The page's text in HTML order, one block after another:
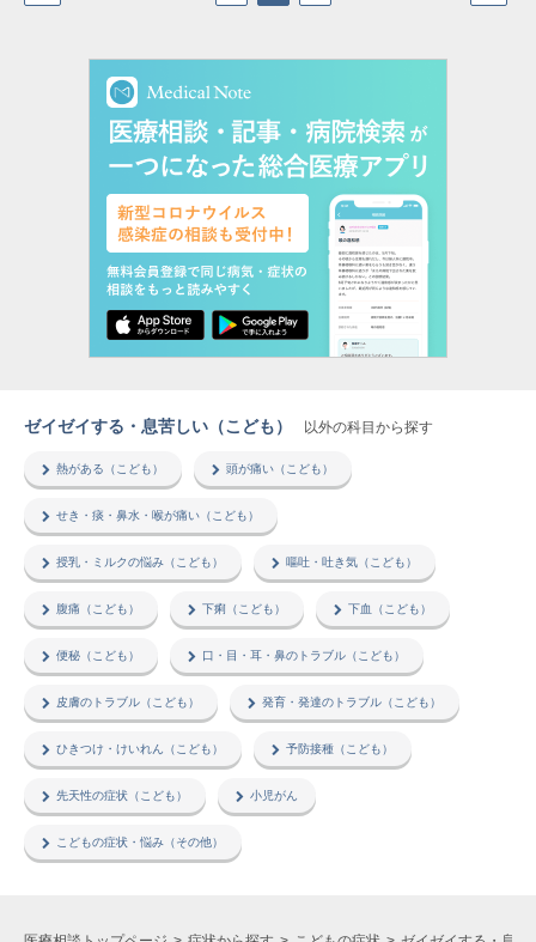
ゼイゼイする・息苦しい（こども） 以外の科目から探す
熱がある（こども） 頭が痛い（こども）
せき・痰・鼻水・喉が痛い（こども）
授乳・ミルクの悩み（こども） 嘔吐・吐き気（こども）
腹痛（こども） 下痢（こども） 下血（こども）
便秘（こども） 口・目・耳・鼻のトラブル（こども）
皮膚のトラブル（こども） 発育・発達のトラブル（こども）
ひきつけ・けいれん（こども） 予防接種（こども）
先天性の症状（こども） 小児がん
こどもの症状・悩み（その他）